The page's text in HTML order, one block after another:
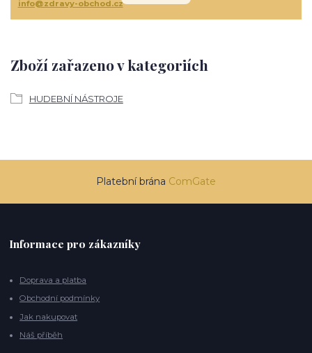
Zboží zařazeno v kategoriích
HUDEBNÍ NÁSTROJE
info@zdravy-obchod.cz
Platební brána ComGate
Informace pro zákazníky
Doprava a platba
Obchodní podmínky
Jak nakupovat
Náš příběh